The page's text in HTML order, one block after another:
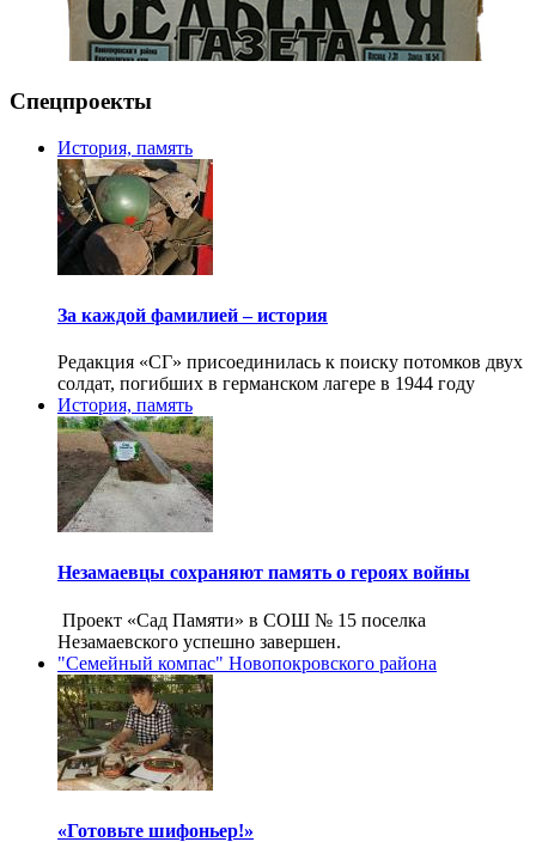
Спецпроекты
История, память
За каждой фамилией – история
Редакция «СГ» присоединилась к поиску потомков двух
солдат, погибших в германском лагере в 1944 году
История, память
Незамаевцы сохраняют память о героях войны
Проект «Сад Памяти» в СОШ № 15 поселка
Незамаевского успешно завершен.
"Семейный компас" Новопокровского района
«Готовьте шифоньер!»